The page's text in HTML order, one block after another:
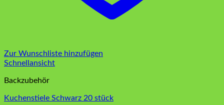
Zur Wunschliste hinzufügen
Schnellansicht
Backzubehör
Kuchenstiele Schwarz 20 stück